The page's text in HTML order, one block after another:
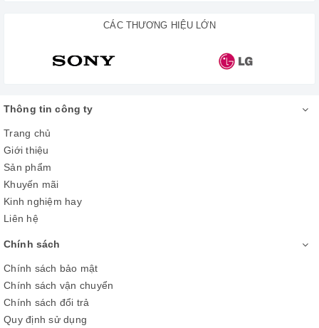
Công nghệ J-Tech Inverter tiết kiệm
năng lượng, vận hành ổn định
Tủ lạnh Sharp được trang bị công nghệ J-Tech Inverter không
chỉ mang đến khả năng làm lạnh nhanh chóng, nhiệt độ ổn
CÁC THƯƠNG HIỆU LỚN
Thông tin công ty
Trang chủ
Giới thiệu
Sản phẩm
Khuyến mãi
Kinh nghiệm hay
Liên hệ
Chính sách
Chính sách bảo mật
Chính sách vận chuyển
Chính sách đổi trả
Quy định sử dụng